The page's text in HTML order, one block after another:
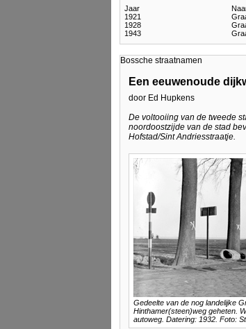
Jaar
1921
1928
1943
Bossche straatnamen
Een eeuwenoude
door Ed Hupkens
De voltooiing van de tweede
noordoostzijde van de stad
Hofstad/Sint Andriesstraatje.
Gedeelte van de nog landelijke
Hinthamer(steen)weg geheten.
autoweg. Datering: 1932. Foto: